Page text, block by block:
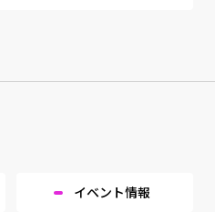
イベント情報